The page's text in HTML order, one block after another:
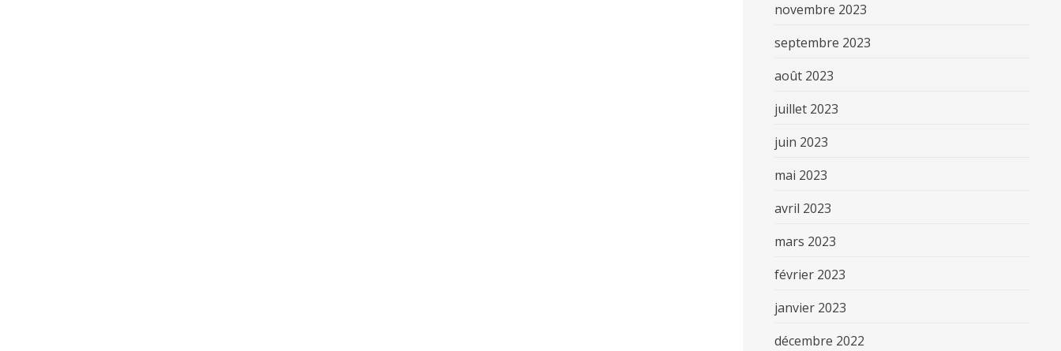
novembre 2023
septembre 2023
août 2023
juillet 2023
juin 2023
mai 2023
avril 2023
mars 2023
février 2023
janvier 2023
décembre 2022